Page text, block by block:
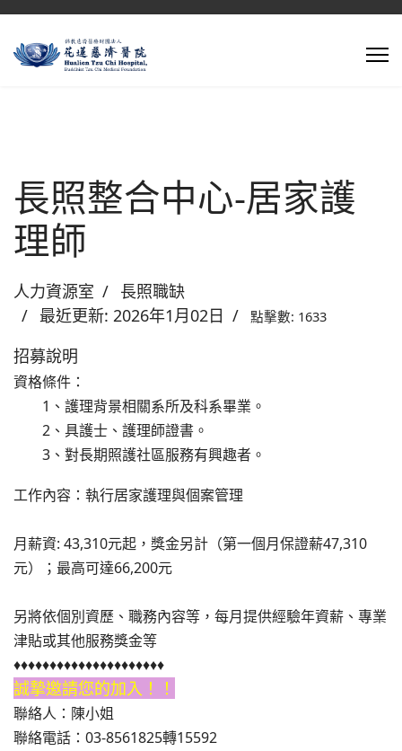
長照整合中心-居家護
理師
人力資源室
長照職缺
最近更新: 2026年1月02日
點擊數: 1633
招募說明
資格條件：
1、護理背景相關系所及科系畢業。
2、具護士、護理師證書。
3、對長期照護社區服務有興趣者。
工作內容：執行居家護理與個案管理
月薪資: 43,310元起，獎金另計（第一個月保證薪47,310
元）；最高可達66,200元
另將依個別資歷、職務內容等，每月提供經驗年資薪、專業
津貼或其他服務獎金等
♦♦♦♦♦♦♦♦♦♦♦♦♦♦♦♦♦♦♦♦♦
誠摯邀請您的加入！！
聯絡人：陳小姐
聯絡電話：03-8561825轉15592